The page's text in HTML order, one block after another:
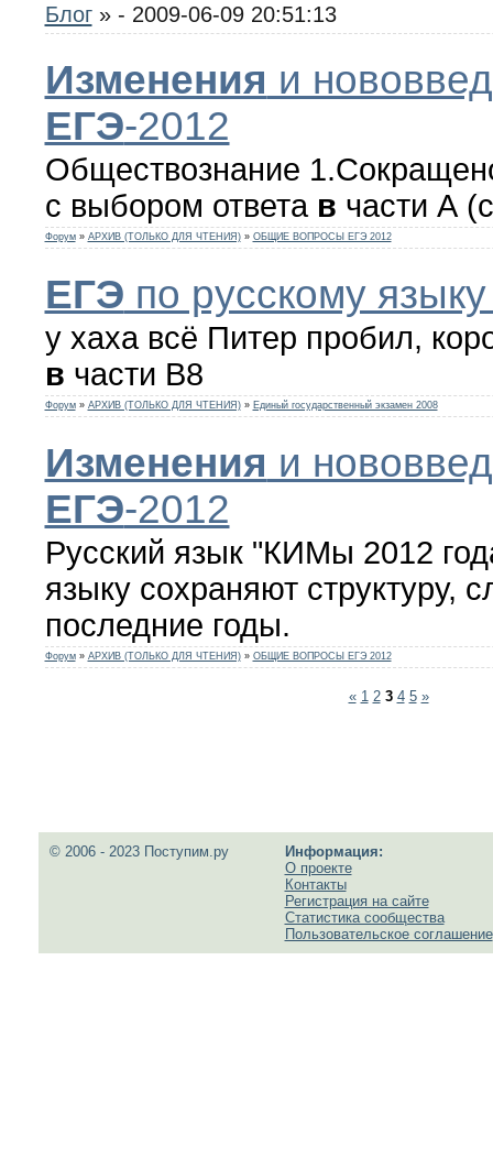
Блог » - 2009-06-09 20:51:13
Изменения и
ЕГЭ-2012
Обществознание
с выбором ответа в части А
Форум » АРХИВ (ТОЛЬКО ДЛЯ ЧТЕНИЯ) » ОБЩИЕ ВОПРОСЫ ЕГЭ 2012
ЕГЭ по русскому
у хаха всё Питер пробил,
в части B8
Форум » АРХИВ (ТОЛЬКО ДЛЯ ЧТЕНИЯ) » Единый государственный экзамен 2008
Изменения и
ЕГЭ-2012
Русский язык "КИМы 2012
языку сохраняют структуру,
последние годы.
Форум » АРХИВ (ТОЛЬКО ДЛЯ ЧТЕНИЯ) » ОБЩИЕ ВОПРОСЫ ЕГЭ 2012
« 1 2 3 4 5 »
© 2006 - 2023 Поступим.ру
Информация:
О проекте
Контакты
Регистрация на сайте
Статистика сообщества
Пользовательское соглашение